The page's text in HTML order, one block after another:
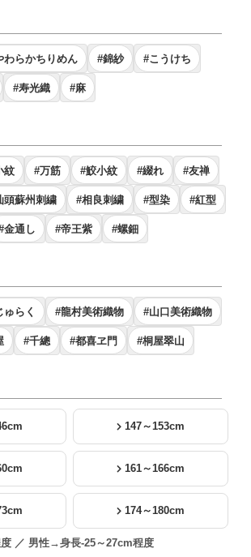
わらかちりめん #錦紗 #こうけち
#寿光織 #麻
紋 #万筋 #鮫小紋 #綴れ #友禅
頭蘇州刺繍 #相良刺繍 #型染 #紅型
金通し #帝王紫 #螺鈿
ゅらく #龍村美術織物 #山口美術織物
#千總 #都喜ヱ門 #桐屋翠山
147～153cm
161～166cm
174～180cm
／ 男性→身長-25～27cm程度